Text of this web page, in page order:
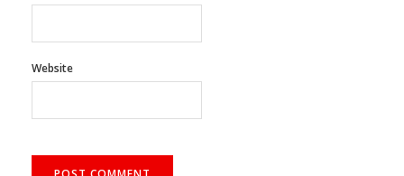
Website